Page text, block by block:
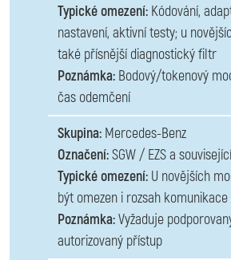
Typické omezení: Kódování,
nastavení, aktivní testy; u
také přísnější diagnostický filtr
Poznámka: Bodový/tokenový
čas odemčení
Skupina: Mercedes-Benz
Označení:SGW / EZS a
Typické omezení: U novějších
být omezen i rozsah
Poznámka:Vyžaduje
autorizovaný přístup